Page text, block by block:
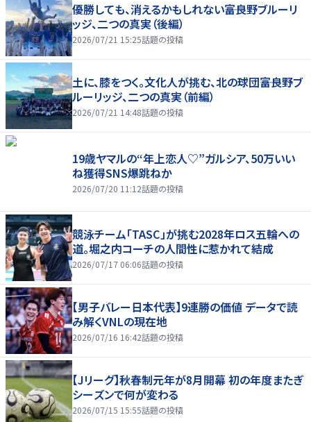
優勝しても、消えるかもしれない――富良野ブルーリ
ッジ、二つの真実（後編）
2026/07/21 15:25話題の投稿
土に、膝をつく。文化人が挑む、北の球団――富良野ブ
ルーリッジ、二つの真実（前編）
2026/07/21 14:48話題の投稿
19歳ヤマルの“年上恋人♡”ガルシア、50万いい
ね獲得SNS爆跳ねか
2026/07/20 11:12話題の投稿
競泳チーム「TASC」が挑む2028年ロス五輪への
道。堀之内コーチの人間性に惹かれて結成
2026/07/17 06:06話題の投稿
【男子バレー日本代表】9連勝の価値 データで読
み解くVNLの現在地
2026/07/16 16:42話題の投稿
【Jリーグ】秋春制元年が8月開幕 初の年度またぎ
シーズンで何が変わる
2026/07/15 15:55話題の投稿